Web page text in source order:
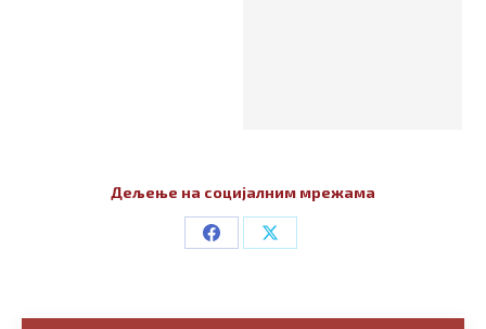
Дељење на социјалним мрежама
Share
Share